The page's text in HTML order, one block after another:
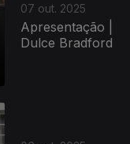
07 out. 2025
Apresentação |
Dulce Bradford